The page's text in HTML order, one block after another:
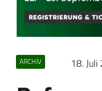
ARCHIV 18.